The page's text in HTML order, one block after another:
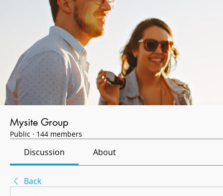
Mysite Group
Public · 144 members
Discussion About
Back